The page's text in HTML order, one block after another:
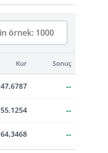
Kur Sonuç
47,6787 --
55,1254 --
64,3468 --